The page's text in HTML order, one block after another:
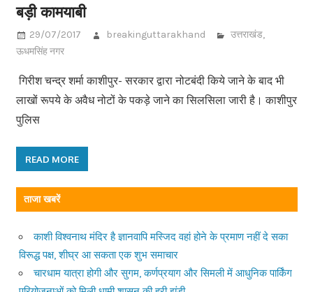
बड़ी कामयाबी
29/07/2017 breakinguttarakhand उत्तराखंड,
ऊधमसिंह नगर
गिरीश चन्द्र शर्मा काशीपुर- सरकार द्वारा नोटबंदी किये जाने के बाद भी
लाखों रूपये के अवैध नोटों के पकड़े जाने का सिलसिला जारी है। काशीपुर
पुलिस
READ MORE
ताजा खबरें
काशी विश्वनाथ मंदिर है ज्ञानवापि मस्जिद वहां होने के प्रमाण नहीं दे सका
विरूद्ध पक्ष, शीघ्र आ सकता एक शुभ समाचार
चारधाम यात्रा होगी और सुगम, कर्णप्रयाग और सिमली में आधुनिक पार्किंग